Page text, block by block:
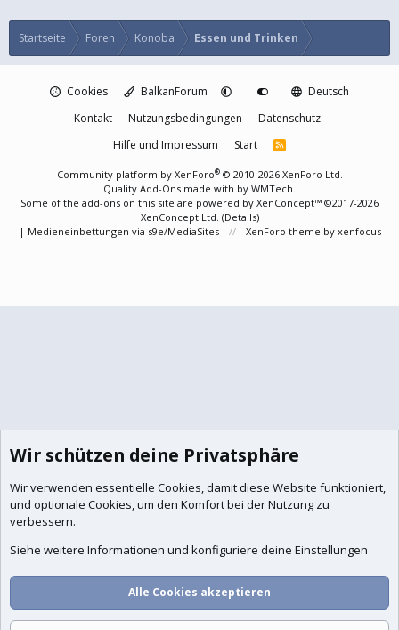
Startseite Foren Konoba Essen und Trinken
Cookies BalkanForum
Deutsch
Kontakt
Nutzungsbedingungen
Datenschutz
Hilfe und Impressum
Start
R
S
Community platform by XenForo® © 2010-2026 XenForo Ltd.
Quality Add-Ons made with by WMTech.
Some of the add-ons on this site are powered by XenConcept™ ©2017-2026
XenConcept Ltd. (Details)
| Medieneinbettungen via s9e/MediaSites XenForo theme by xenfocus
Wir schützen deine Privatsphäre
Wir verwenden essentielle Cookies, damit diese Website funktioniert,
und optionale Cookies, um den Komfort bei der Nutzung zu
verbessern.
Siehe weitere Informationen und konfiguriere deine Einstellungen
Alle Cookies akzeptieren